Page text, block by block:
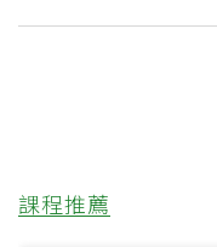
課程推薦